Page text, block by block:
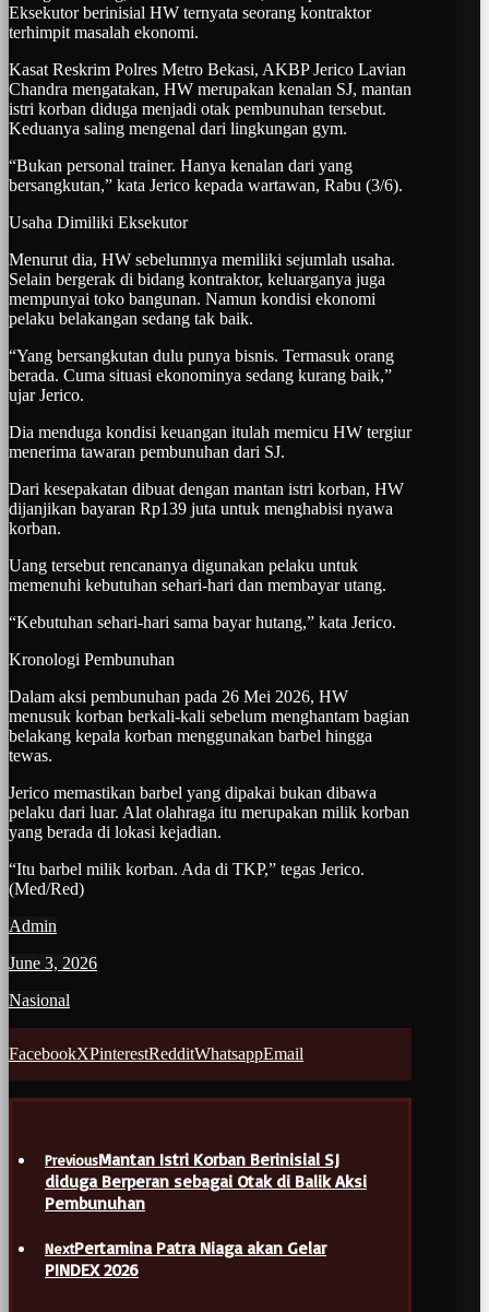
Eksekutor berinisial HW ternyata seorang kontraktor
terhimpit masalah ekonomi.
Kasat Reskrim Polres Metro Bekasi, AKBP Jerico Lavian
Chandra mengatakan, HW merupakan kenalan SJ, mantan
istri korban diduga menjadi otak pembunuhan tersebut.
Keduanya saling mengenal dari lingkungan gym.
“Bukan personal trainer. Hanya kenalan dari yang
bersangkutan,” kata Jerico kepada wartawan, Rabu (3/6).
Usaha Dimiliki Eksekutor
Menurut dia, HW sebelumnya memiliki sejumlah usaha.
Selain bergerak di bidang kontraktor, keluarganya juga
mempunyai toko bangunan. Namun kondisi ekonomi
pelaku belakangan sedang tak baik.
“Yang bersangkutan dulu punya bisnis. Termasuk orang
berada. Cuma situasi ekonominya sedang kurang baik,”
ujar Jerico.
Dia menduga kondisi keuangan itulah memicu HW tergiur
menerima tawaran pembunuhan dari SJ.
Dari kesepakatan dibuat dengan mantan istri korban, HW
dijanjikan bayaran Rp139 juta untuk menghabisi nyawa
korban.
Uang tersebut rencananya digunakan pelaku untuk
memenuhi kebutuhan sehari-hari dan membayar utang.
“Kebutuhan sehari-hari sama bayar hutang,” kata Jerico.
Kronologi Pembunuhan
Dalam aksi pembunuhan pada 26 Mei 2026, HW
menusuk korban berkali-kali sebelum menghantam bagian
belakang kepala korban menggunakan barbel hingga
tewas.
Jerico memastikan barbel yang dipakai bukan dibawa
pelaku dari luar. Alat olahraga itu merupakan milik korban
yang berada di lokasi kejadian.
“Itu barbel milik korban. Ada di TKP,” tegas Jerico.
(Med/Red)
Admin
June 3, 2026
Nasional
FacebookXPinterestRedditWhatsappEmail
PreviousMantan Istri Korban Berinisial SJ
diduga Berperan sebagai Otak di Balik Aksi
Pembunuhan
NextPertamina Patra Niaga akan Gelar
PINDEX 2026